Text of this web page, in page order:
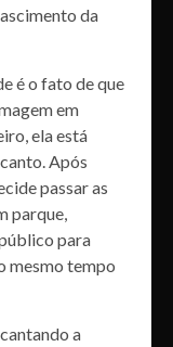
da
é o fato de que
em
ela está
Após
passar as
parque,
para
mesmo tempo
a